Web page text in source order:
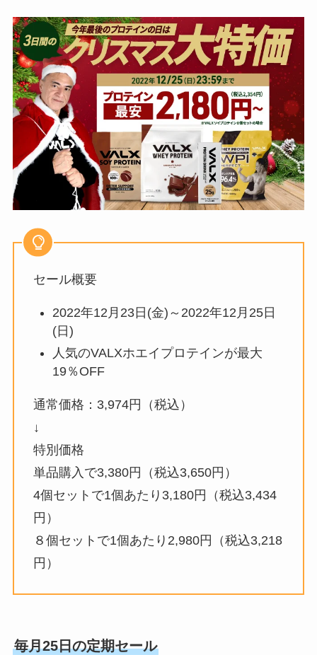
セール概要
2022年12月23日(金)～2022年12月25日
(日)
人気のVALXホエイプロテインが最大
19％OFF
通常価格：3,974円（税込）
↓
特別価格
単品購入で3,380円（税込3,650円）
4個セットで1個あたり3,180円（税込3,434
円）
８個セットで1個あたり2,980円（税込3,218
円）
毎月25日の定期セール